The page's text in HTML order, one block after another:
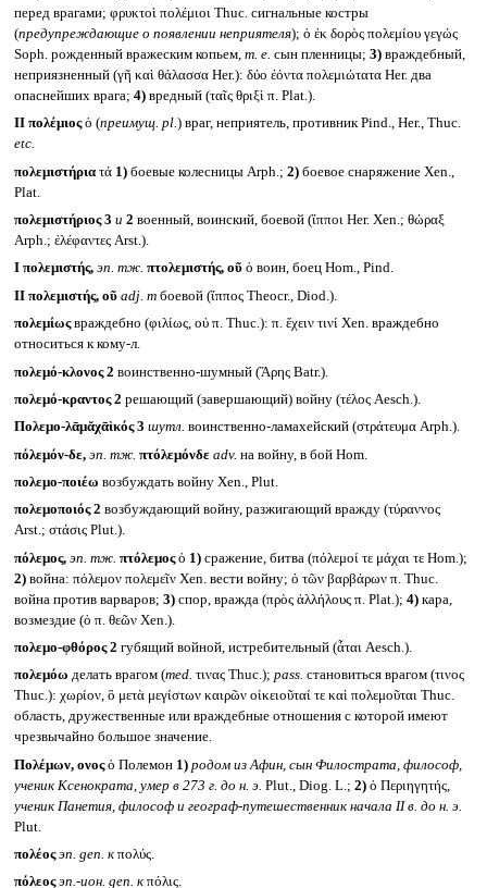
перед врагами; φρυκτοὶ πολέμιοι Thuc. сигнальные костры
(предупреждающие о появлении неприятеля); ὁ ἐκ δορὸς πολεμίου γεγώς
Soph. рожденный вражеским копьем,т. е. сын пленницы; 3)враждебный,
неприязненный (γῆ καὶ θάλασσα Her.): δύο ἐόντα πολεμιώτατα Her. два
опаснейших врага; 4)вредный (ταῖς θριξὶ π. Plat.).
II πολέμιοςὁ (преимущ. pl.) враг, неприятель, противник Pind., Her., Thuc.
etc.
πολεμιστήρια τά 1)боевые колесницы Arph.; 2)боевое снаряжение Xen.,
Plat.
πολεμιστήριος 3 и 2 военный, воинский, боевой (ἵπποι Her. Xen.; θώραξ
Arph.; ἐλέφαντες Arst.).
I πολεμιστής, эп. тж. πτολεμιστής, οῦὁ воин, боец Hom., Pind.
II πολεμιστής, οῦ adj. mбоевой (ἵππος Theocr., Diod.).
πολεμίωςвраждебно (φιλίως, οὐ π. Thuc.): π. ἔχειν τινί Xen. враждебно
относиться к кому-л.
πολεμό-κλονος 2 воинственно-шумный (Ἄρης Batr.).
πολεμό-κραντος 2 решающий (завершающий) войну (τέλος Aesch.).
Πολεμο-λᾱμᾰχᾱὶκός 3 шутл. воинственно-ламахейский (στράτευμα Arph.).
πόλεμόν-δε, эп. тж. πτόλεμόνδε adv. на войну, в бой Hom.
πολεμο-ποιέω возбуждать войну Xen., Plut.
πολεμοποιός 2 возбуждающий войну, разжигающий вражду (τύραννος
Arst.; στάσις Plut.).
πόλεμος, эп. тж. πτόλεμοςὁ 1)сражение, битва (πόλεμοί τε μάχαι τε Hom.);
2)война: πόλεμον πολεμεῖν Xen. вести войну; ὁ τῶν βαρβάρων π. Thuc.
война против варваров; 3)спор, вражда (πρὸς ἀλλήλους π. Plat.); 4)кара,
возмездие (ὁ π. θεῶν Xen.).
πολεμο-φθόρος 2 губящий войной, истребительный (ἆται Aesch.).
πολεμόω делать врагом (med. τινας Thuc.); pass. становиться врагом (τινος
Thuc.): χωρίον, ὃ μετὰ μεγίστων καιρῶν οἰκειοῦταί τε καὶ πολεμοῦται Thuc.
область, дружественные или враждебные отношения с которой имеют
чрезвычайно большое значение.
Πολέμων, ονοςὁ Полемон 1) родом из Афин, сын Филострата, философ,
ученик Ксенократа, умер в 273 г. до н. э. Plut., Diog. L.; 2)ὁ Περιηγητής,
ученик Панетия, философ и географ-путешественник начала II в. до н. э.
Plut.
πολέος эп. gen. кπολύς.
πόλεος эп.-ион. gen. кπόλις.